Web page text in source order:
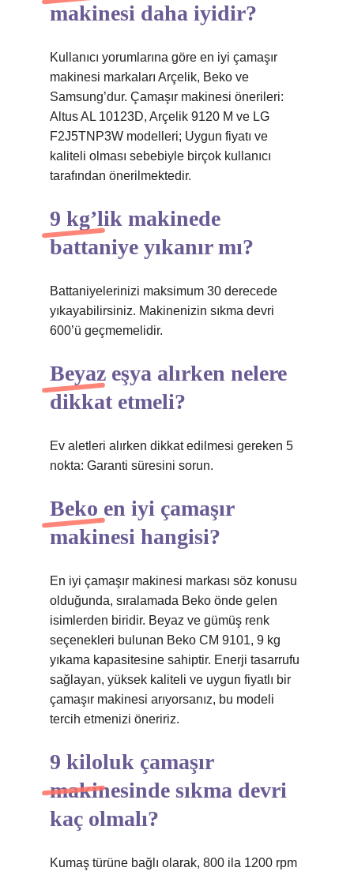
makinesi daha iyidir?
Kullanıcı yorumlarına göre en iyi çamaşır
makinesi markaları Arçelik, Beko ve
Samsung’dur. Çamaşır makinesi önerileri:
Altus AL 10123D, Arçelik 9120 M ve LG
F2J5TNP3W modelleri; Uygun fiyatı ve
kaliteli olması sebebiyle birçok kullanıcı
tarafından önerilmektedir.
9 kg’lik makinede
battaniye yıkanır mı?
Battaniyelerinizi maksimum 30 derecede
yıkayabilirsiniz. Makinenizin sıkma devri
600’ü geçmemelidir.
Beyaz eşya alırken nelere
dikkat etmeli?
Ev aletleri alırken dikkat edilmesi gereken 5
nokta: Garanti süresini sorun.
Beko en iyi çamaşır
makinesi hangisi?
En iyi çamaşır makinesi markası söz konusu
olduğunda, sıralamada Beko önde gelen
isimlerden biridir. Beyaz ve gümüş renk
seçenekleri bulunan Beko CM 9101, 9 kg
yıkama kapasitesine sahiptir. Enerji tasarrufu
sağlayan, yüksek kaliteli ve uygun fiyatlı bir
çamaşır makinesi arıyorsanız, bu modeli
tercih etmenizi öneririz.
9 kiloluk çamaşır
makinesinde sıkma devri
kaç olmalı?
Kumaş türüne bağlı olarak, 800 ila 1200 rpm